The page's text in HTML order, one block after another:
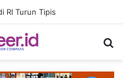
RI Turun Tipis